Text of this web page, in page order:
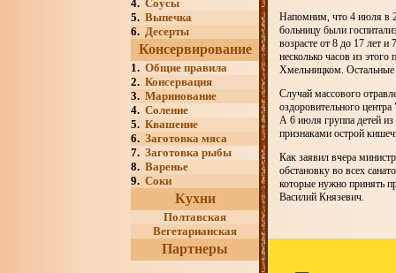
4. Соусы
5. Выпечка
6. Десерты
Консервирование
1. Общие правила
2. Консервация
3. Маринование
4. Соление
5. Квашение
6. Заготовка мяса
7. Заготовка рыбы
8. Варенье
9. Соки
Кухни
Полтавская
Вегетарианская
Партнеры
Напомним, что 4 июля в
больницу были
возрасте от 8 до 17 лет
несколько часов из
Хмельницком. Остальные
Случай массового
оздоровительного
А 6 июля группа детей из
признаками острой
Как заявил вчера
обстановку во всех
которые нужно принять
Василий Князевич.